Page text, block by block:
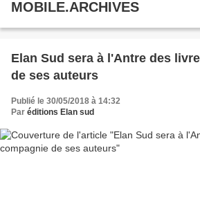
MOBILE.ARCHIVES
Elan Sud sera à l'Antre des
de ses auteurs
Publié le 30/05/2018 à 14:32
Par éditions Elan sud